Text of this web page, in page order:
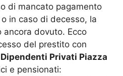
di mancato pagamento
in caso di decesso, la
ancora dovuto. Ecco
del prestito con
Privati Piazza
e pensionati: